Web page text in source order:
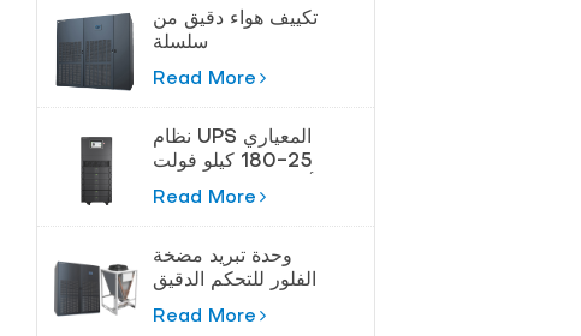
تكييف هواء دقيق من
سلسلة
Cybermaster 20-
Read More
نظام UPS المعياري
25-180 كيلو فولت
أمبير لمراكز البيانات
Read More
وحدة تبريد مضخة
الفلور للتحكم الدقيق
في درجة الحرارة
Read More